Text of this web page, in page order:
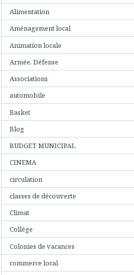
Alimentation
Aménagement local
Animation locale
Armée, Défense
Associations
automobile
Basket
Blog
BUDGET MUNICIPAL
CINEMA
circulation
classes de découverte
Climat
Collége
Colonies de vacances
commerce local